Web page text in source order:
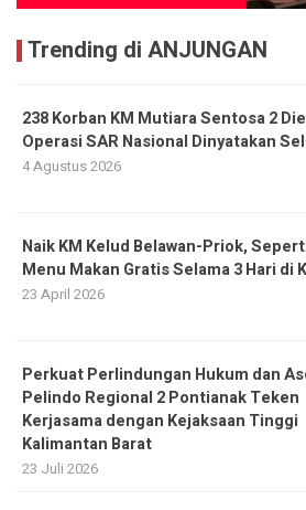
Trending di ANJUNGAN
238 Korban KM Mutiara Sentosa 2
Operasi SAR Nasional Dinyatakan
4 Agustus 2026
Naik KM Kelud Belawan-Priok,
Menu Makan Gratis Selama 3 Hari di
23 April 2026
Perkuat Perlindungan Hukum dan
Pelindo Regional 2 Pontianak Teken
Kerjasama dengan Kejaksaan Tinggi
Kalimantan Barat
23 Juli 2026